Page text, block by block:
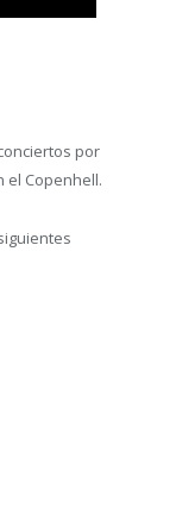
por
el Copenhell.